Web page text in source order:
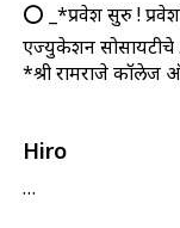
⭕ _*प्रवेश सुरु !
एज्युकेशन सोसायटीचे
*श्री रामराजे
Hiro
…